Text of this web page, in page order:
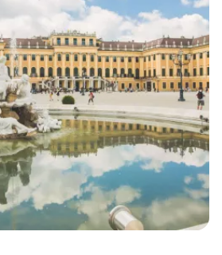
Tęsti el. paštu